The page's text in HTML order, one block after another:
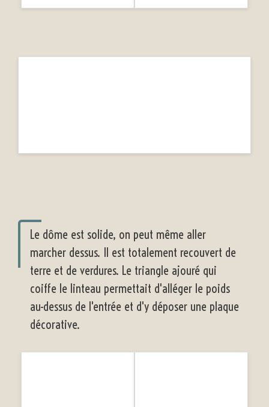
Le dôme est solide, on peut même aller
marcher dessus. Il est totalement recouvert de
terre et de verdures. Le triangle ajouré qui
coiffe le linteau permettait d'alléger le poids
au-dessus de l'entrée et d'y déposer une plaque
décorative.